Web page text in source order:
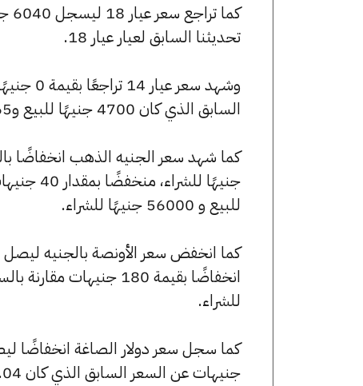
تحديثنا السابق لعيار عيار 18.
السابق الذي كان 4700 جنيهًا للبيع و4665 جنيهًا للشراء.
للبيع و 56000 جنيهًا للشراء.
للشراء.
جنيهات عن السعر السابق الذي كان 53.04 جنيهًا للبيع و0 جنيهًا للشراء.